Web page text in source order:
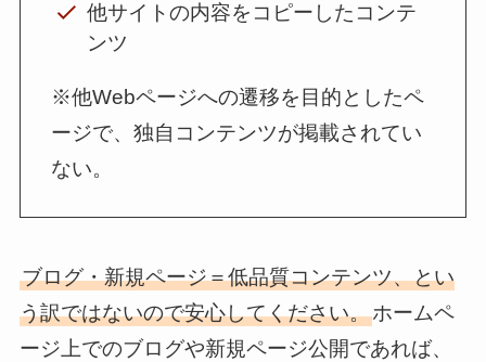
他サイトの内容をコピーしたコンテ
ンツ
※他Webページへの遷移を目的としたペ
ージで、独自コンテンツが掲載されてい
ない。
ブログ・新規ページ＝低品質コンテンツ、とい
う訳ではないので安心してください。ホームペ
ージ上でのブログや新規ページ公開であれば、